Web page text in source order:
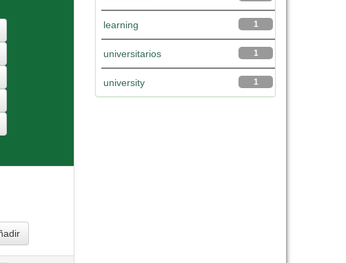
1
learning
1
universitarios
1
university